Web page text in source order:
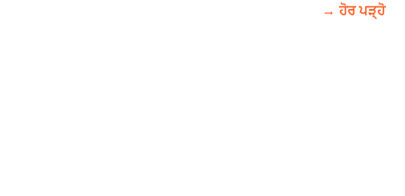
→ ਹੋਰ ਪੜ੍ਹੋ